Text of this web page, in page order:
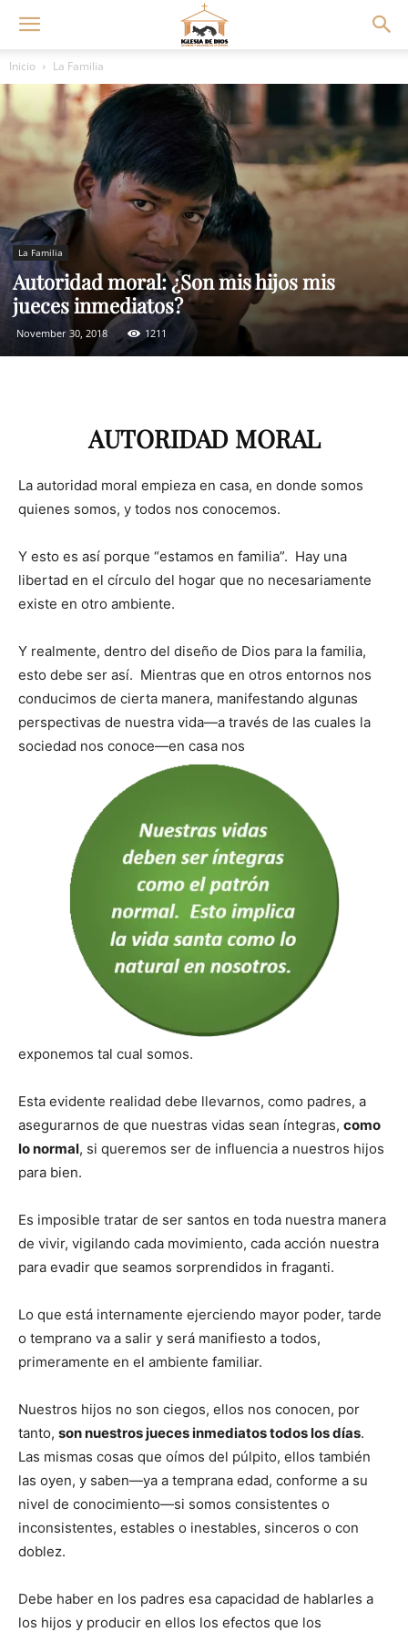
Inicio La Familia
La Familia
Autoridad moral: ¿Son mis hijos mis
jueces inmediatos?
November 30, 2018 1211
AUTORIDAD MORAL
La autoridad moral empieza en casa, en donde somos
quienes somos, y todos nos conocemos.
Y esto es así porque “estamos en familia”. Hay una
libertad en el círculo del hogar que no necesariamente
existe en otro ambiente.
Y realmente, dentro del diseño de Dios para la familia,
esto debe ser así. Mientras que en otros entornos nos
conducimos de cierta manera, manifestando algunas
perspectivas de nuestra vida—a través de las cuales la
sociedad nos conoce—en casa nos
exponemos tal cual somos.
Esta evidente realidad debe llevarnos, como padres, a
asegurarnos de que nuestras vidas sean íntegras, como
lo normal, si queremos ser de influencia a nuestros hijos
para bien.
Es imposible tratar de ser santos en toda nuestra manera
de vivir, vigilando cada movimiento, cada acción nuestra
para evadir que seamos sorprendidos in fraganti.
Lo que está internamente ejerciendo mayor poder, tarde
o temprano va a salir y será manifiesto a todos,
primeramente en el ambiente familiar.
Nuestros hijos no son ciegos, ellos nos conocen, por
tanto, son nuestros jueces inmediatos todos los días.
Las mismas cosas que oímos del púlpito, ellos también
las oyen, y saben—ya a temprana edad, conforme a su
nivel de conocimiento—si somos consistentes o
inconsistentes, estables o inestables, sinceros o con
doblez.
Debe haber en los padres esa capacidad de hablarles a
los hijos y producir en ellos los efectos que los